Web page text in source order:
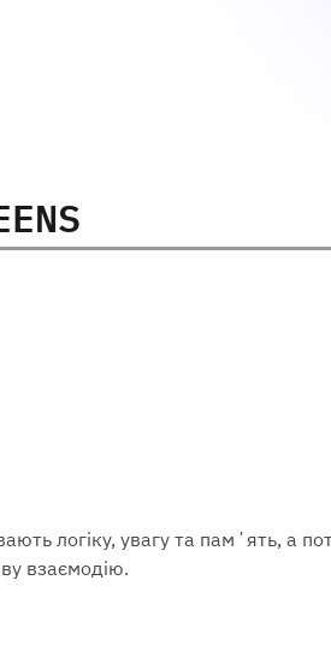
логіку, увагу та памʼять, а
взаємодію.